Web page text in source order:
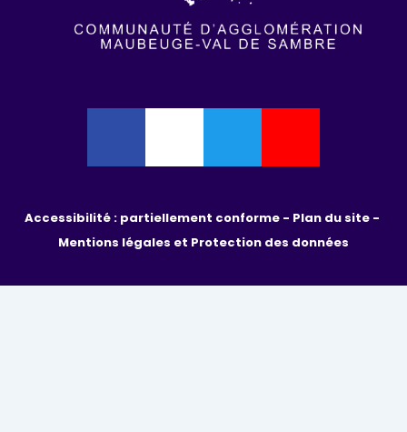
Accessibilité : partiellement conforme -
Mentions légales et Protection des données